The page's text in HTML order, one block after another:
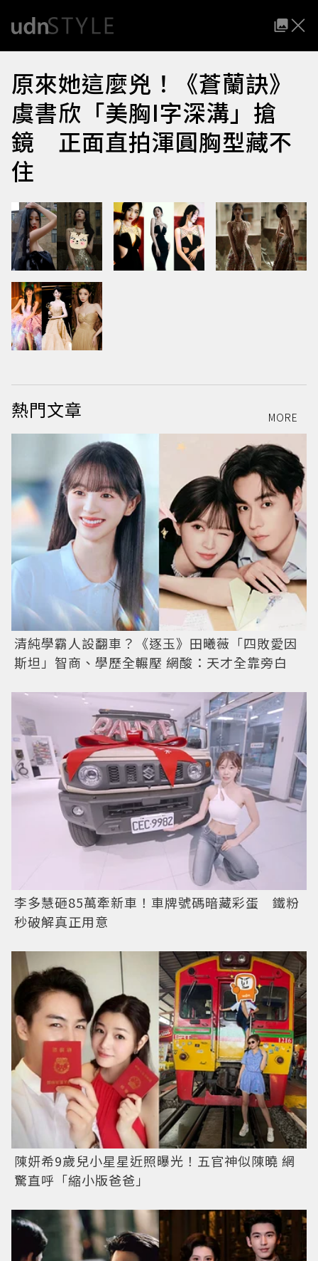
原來她這麼兇！《蒼蘭訣》
虞書欣「美胸I字深溝」搶
鏡 正面直拍渾圓胸型藏不
住
熱門文章 MORE
清純學霸人設翻車？《逐玉》田曦薇「四敗愛因
斯坦」智商、學歷全輾壓 網酸：天才全靠旁白
李多慧砸85萬牽新車！車牌號碼暗藏彩蛋 鐵粉
秒破解真正用意
陳妍希9歲兒小星星近照曝光！五官神似陳曉 網
驚直呼「縮小版爸爸」